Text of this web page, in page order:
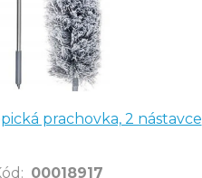
prachovka, 2 nástavce
: 00018917